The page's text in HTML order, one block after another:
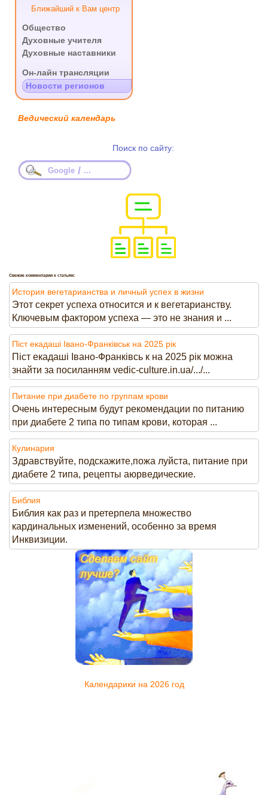
Ближайший к Вам центр
Общество
Духовные учителя
Духовные наставники
Он-лайн трансляции
Новости регионов
Ведический календарь
Поиск по сайту:
Google / ...
Свежие комментарии к статьям:
История вегетарианства и личный успех в жизни
Этот секрет успеха относится и к вегетарианству.
Ключевым фактором успеха — это не знания и ...
Піст екадаші Івано-Франківськ на 2025 рік
Піст екадаші Івано-Франківсь к на 2025 рік можна
знайти за посиланням vedic-culture.in.ua/.../...
Питание при диабете по группам крови
Очень интересным будут рекомендации по питанию
при диабете 2 типа по типам крови, которая ...
Кулинария
Здравствуйте, подскажите,пожа луйста, питание при
диабете 2 типа, рецепты аюрведические.
Библия
Библия как раз и претерпела множество
кардинальных изменений, особенно за время
Инквизиции.
Календарики на 2026 год